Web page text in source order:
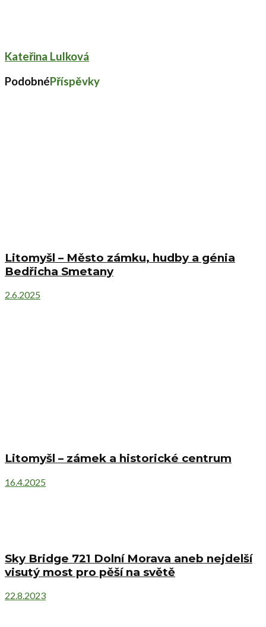
Kateřina Lulková
PodobnéPříspěvky
Litomyšl – Město zámku, hudby a génia
Bedřicha Smetany
2.6.2025
Litomyšl – zámek a historické centrum
16.4.2025
Sky Bridge 721 Dolní Morava aneb nejdelší
visutý most pro pěší na světě
22.8.2023